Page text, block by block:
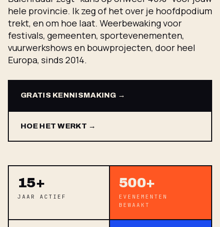
hele provincie. Ik zeg of het over je hoofdpodium
trekt, en om hoe laat. Weerbewaking voor
festivals, gemeenten, sportevenementen,
vuurwerkshows en bouwprojecten, door heel
Europa, sinds 2014.
GRATIS KENNISMAKING →
HOE HET WERKT →
15+
JAAR ACTIEF
500+
EVENEMENTEN
BEWAAKT